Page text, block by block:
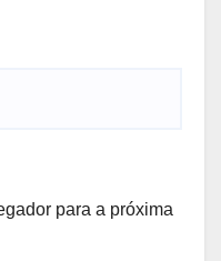
para a próxima